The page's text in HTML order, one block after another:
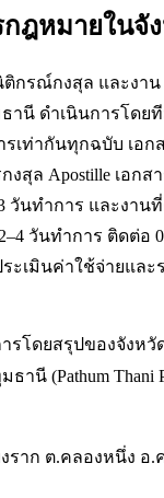
กฎหมายในจั
กรณ์กงสุล และงาน
านี ดำเนินการโดย
เท่ากันทุกฉบับ เอ
สุล Apostille เอกส
วันทำการ และงาน
วันทำการ ติดต่อ
ะเมินค่าใช้จ่ายและ
รโดยสรุปของจังหวั
มธานี (Pathum Thani
งราก ต.คลองหนึ่ง อ.